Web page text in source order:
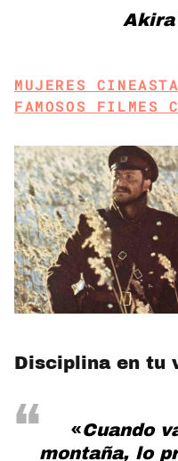
Akira
MUJERES
FAMOSOS FILMES
Disciplina en tu
«Cuando
montaña, lo